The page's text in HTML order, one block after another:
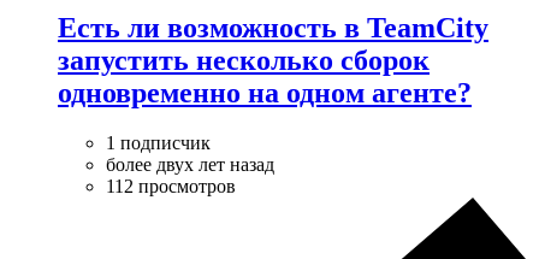
Есть ли возможность в TeamCity
запустить несколько сборок
одновременно на одном агенте?
1 подписчик
более двух лет назад
112 просмотров